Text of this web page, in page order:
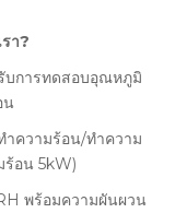
า?
บการทดสอบอุณหภูมิ
น
ำความร้อน/ทำความ
ร้อน 5kW)
พร้อมความผันผวน